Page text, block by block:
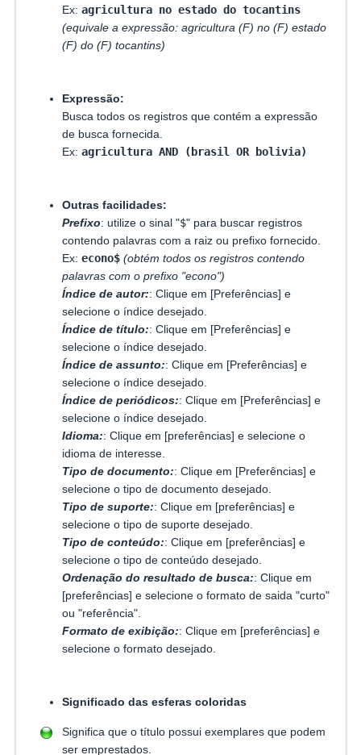
Ex: agricultura no estado do tocantins
(equivale a expressão: agricultura (F) no (F) estado
(F) do (F) tocantins)
Expressão:
Busca todos os registros que contém a expressão
de busca fornecida.
Ex: agricultura AND (brasil OR bolivia)
Outras facilidades:
Prefixo: utilize o sinal "$" para buscar registros
contendo palavras com a raiz ou prefixo fornecido.
Ex: econo$ (obtém todos os registros contendo
palavras com o prefixo "econo")
Índice de autor:: Clique em [Preferências] e
selecione o índice desejado.
Índice de título:: Clique em [Preferências] e
selecione o índice desejado.
Índice de assunto:: Clique em [Preferências] e
selecione o índice desejado.
Índice de periódicos:: Clique em [Preferências] e
selecione o índice desejado.
Idioma:: Clique em [preferências] e selecione o
idioma de interesse.
Tipo de documento:: Clique em [Preferências] e
selecione o tipo de documento desejado.
Tipo de suporte:: Clique em [preferências] e
selecione o tipo de suporte desejado.
Tipo de conteúdo:: Clique em [preferências] e
selecione o tipo de conteúdo desejado.
Ordenação do resultado de busca:: Clique em
[preferências] e selecione o formato de saida "curto"
ou "referência".
Formato de exibição:: Clique em [preferências] e
selecione o formato desejado.
Significado das esferas coloridas
Significa que o título possui exemplares que podem
ser emprestados.